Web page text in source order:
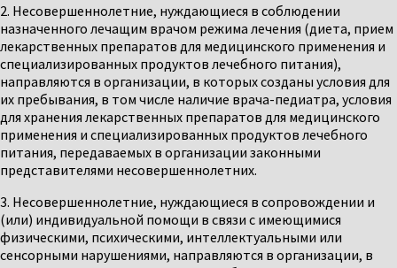
2. Несовершеннолетние, нуждающиеся в соблюдении
назначенного лечащим врачом режима лечения (диета, прием
лекарственных препаратов для медицинского применения и
специализированных продуктов лечебного питания),
направляются в организации, в которых созданы условия для
их пребывания, в том числе наличие врача-педиатра, условия
для хранения лекарственных препаратов для медицинского
применения и специализированных продуктов лечебного
питания, передаваемых в организации законными
представителями несовершеннолетних.
3. Несовершеннолетние, нуждающиеся в сопровождении и
(или) индивидуальной помощи в связи с имеющимися
физическими, психическими, интеллектуальными или
сенсорными нарушениями, направляются в организации, в